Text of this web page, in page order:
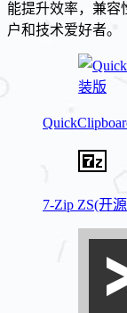
能提升效率，兼容
户和技术爱好者。
7-Zip ZS(开